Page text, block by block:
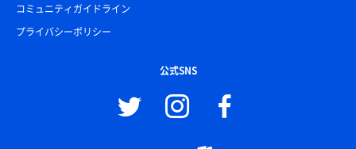
コミュニティガイドライン
プライバシーポリシー
公式SNS